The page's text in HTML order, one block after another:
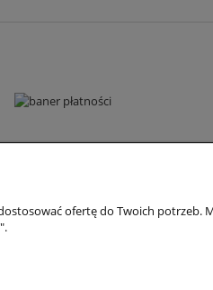
dostawy
ofertę do Twoich potrzeb.